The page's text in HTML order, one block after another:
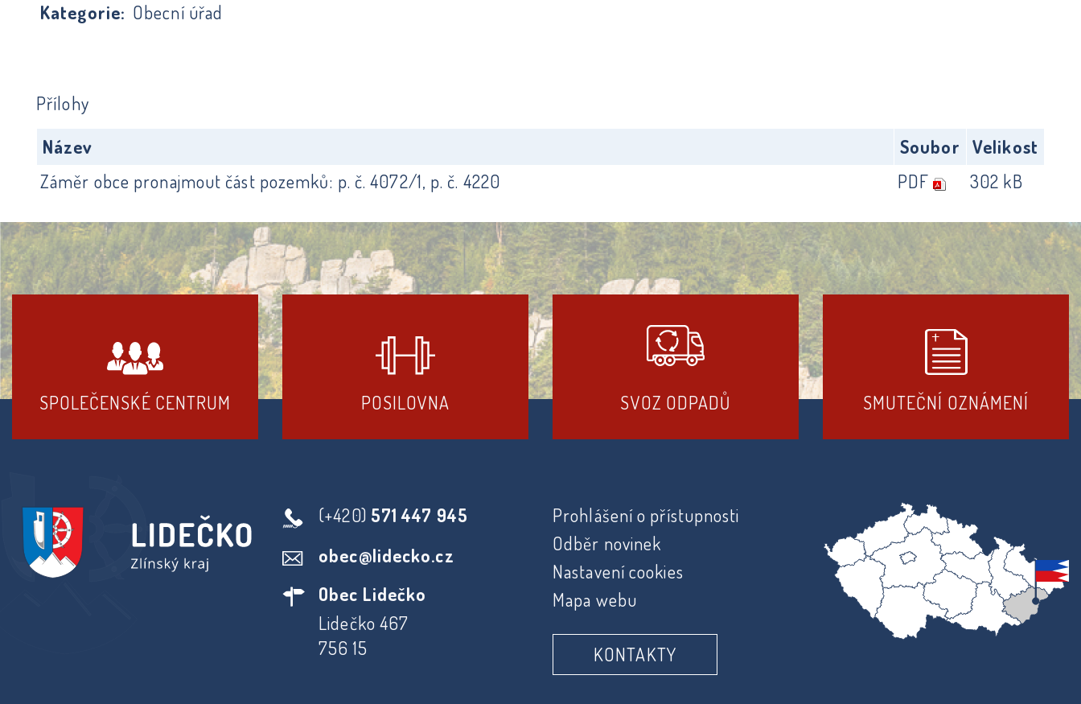
Kategorie: Obecní úřad
Přílohy
Název
Soubor
Velikost
Záměr obce pronajmout část pozemků: p. č. 4072/1, p. č. 4220
PDF 302 kB
SPOLEČENSKÉ CENTRUM POSILOVNA SVOZ ODPADŮ SMUTEČNÍ OZNÁMENÍ
(+420) 571 447 945
obec@lidecko.cz
Obec Lidečko
Lidečko 467
756 15
Prohlášení o přístupnosti
Odběr novinek
Nastavení cookies
Mapa webu
KONTAKTY